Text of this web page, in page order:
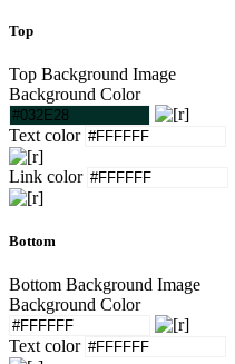
Top
Top Background Image
Background Color
Text color
Link color
Bottom
Bottom Background Image
Background Color
Text color